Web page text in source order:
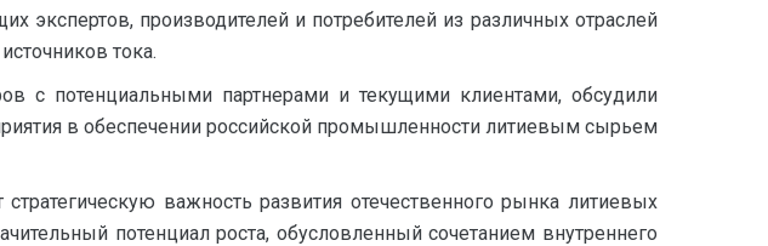
экспертов, производителей и потребителей из различных отраслей
тока.
с потенциальными партнерами и текущими клиентами, обсудили
в обеспечении российской промышленности литиевым сырьем
важность развития отечественного рынка литиевых
потенциал роста, обусловленный сочетанием внутреннего